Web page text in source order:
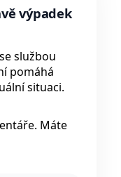
výpadek
službou
pomáhá
situaci.
Máte